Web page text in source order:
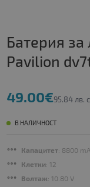
Батерия
Pavilion
49.00€95.84 лв.
В НАЛИЧНОСТ
Капацитет: 8800
Клетки: 12
Волтаж: 10.80 V